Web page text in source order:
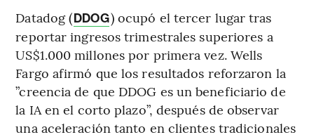
Datadog (DDOG) ocupó el tercer lugar tras
reportar ingresos trimestrales superiores a
US$1.000 millones por primera vez. Wells
Fargo afirmó que los resultados reforzaron la
”creencia de que DDOG es un beneficiario de
la IA en el corto plazo”, después de observar
una aceleración tanto en clientes tradicionales